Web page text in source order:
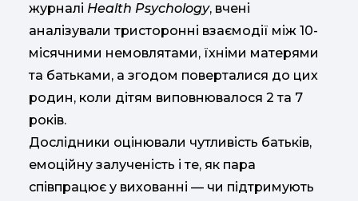
журналі Health Psychology, вчені
аналізували тристоронні взаємодії між 10-
місячними немовлятами, їхніми матерями
та батьками, а згодом поверталися до цих
родин, коли дітям виповнювалося 2 та 7
років.
Дослідники оцінювали чутливість батьків,
емоційну залученість і те, як пара
співпрацює у вихованні — чи підтримують